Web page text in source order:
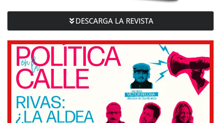
DESCARGA LA REVISTA